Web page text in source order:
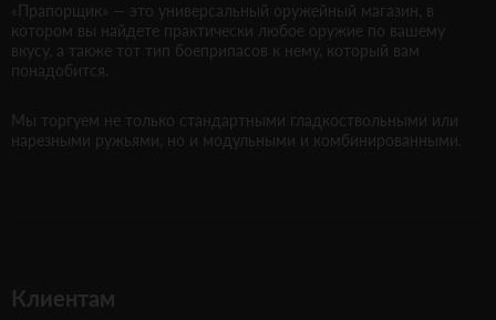
«Прапорщик» — это универсальный оружейный магазин, в
котором вы найдете практически любое оружие по вашему
вкусу, а также тот тип боеприпасов к нему, который вам
понадобится.
Мы торгуем не только стандартными гладкоствольными или
нарезными ружьями, но и модульными и комбинированными.
Клиентам